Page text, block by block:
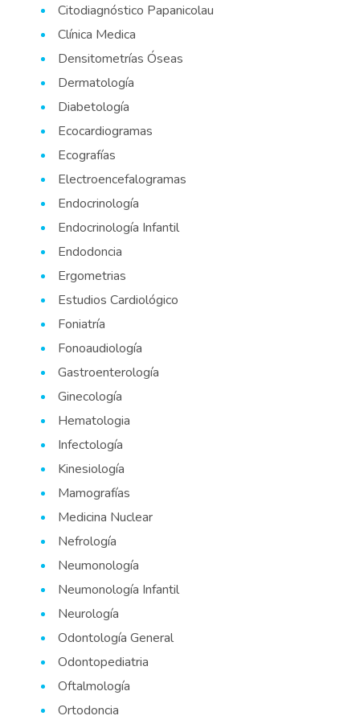
Citodiagnóstico Papanicolau
Clínica Medica
Densitometrías Óseas
Dermatología
Diabetología
Ecocardiogramas
Ecografías
Electroencefalogramas
Endocrinología
Endocrinología Infantil
Endodoncia
Ergometrias
Estudios Cardiológico
Foniatría
Fonoaudiología
Gastroenterología
Ginecología
Hematologia
Infectología
Kinesiología
Mamografías
Medicina Nuclear
Nefrología
Neumonología
Neumonología Infantil
Neurología
Odontología General
Odontopediatria
Oftalmología
Ortodoncia